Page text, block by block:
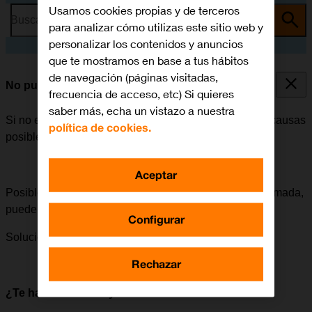
Busca por problema o tema
No puedo recibir llamadas
Si no es posible recibir llamadas, puede haber varias causas
posibles al problema.
Posible causa 3 de 3:Si el móvil no recibe ninguna llamada,
puede deberse a un fallo de conexión desconocido.
Solución:Cómo reiniciar el móvil.
¿Te ha servido de ayuda?
Usamos cookies propias y de terceros
para analizar cómo utilizas este sitio web y
personalizar los contenidos y anuncios
que te mostramos en base a tus hábitos
de navegación (páginas visitadas,
frecuencia de acceso, etc) Si quieres
saber más, echa un vistazo a nuestra
política de cookies.
Configurar
Rechazar
Aceptar